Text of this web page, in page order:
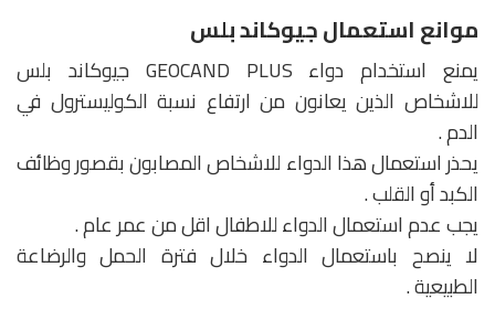
موانع استعمال جيوكاند بلس
يمنع استخدام دواء GEOCAND PLUS جيوكاند بلس
للاشخاص الذين يعانون من ارتفاع نسبة الكوليسترول في
الدم .
يحذر استعمال هذا الدواء للاشخاص المصابون بقصور وظائف
الكبد أو القلب .
يجب عدم استعمال الدواء للاطفال اقل من عمر عام .
لا ينصح باستعمال الدواء خلال فترة الحمل والرضاعة
الطبيعية .